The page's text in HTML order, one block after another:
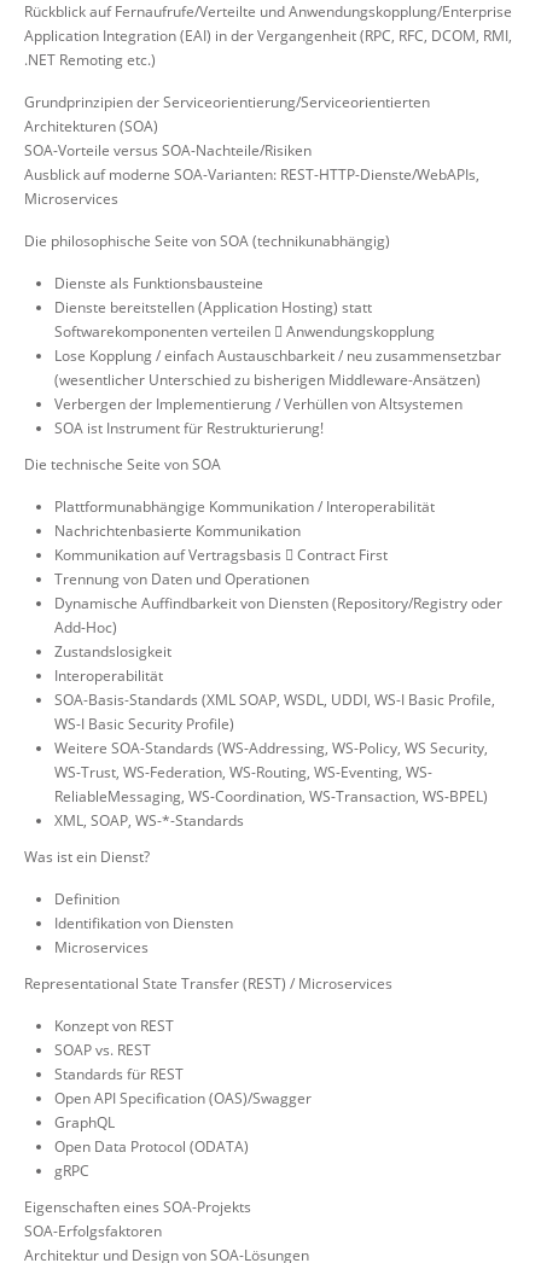
Rückblick auf Fernaufrufe/Verteilte und Anwendungskopplung/Enterprise
Application Integration (EAI) in der Vergangenheit (RPC, RFC, DCOM, RMI,
.NET Remoting etc.)
Grundprinzipien der Serviceorientierung/Serviceorientierten
Architekturen (SOA)
SOA-Vorteile versus SOA-Nachteile/Risiken
Ausblick auf moderne SOA-Varianten: REST-HTTP-Dienste/WebAPIs,
Microservices
Die philosophische Seite von SOA (technikunabhängig)
Dienste als Funktionsbausteine
Dienste bereitstellen (Application Hosting) statt
Softwarekomponenten verteilen  Anwendungskopplung
Lose Kopplung / einfach Austauschbarkeit / neu zusammensetzbar
(wesentlicher Unterschied zu bisherigen Middleware-Ansätzen)
Verbergen der Implementierung / Verhüllen von Altsystemen
SOA ist Instrument für Restrukturierung!
Die technische Seite von SOA
Plattformunabhängige Kommunikation / Interoperabilität
Nachrichtenbasierte Kommunikation
Kommunikation auf Vertragsbasis  Contract First
Trennung von Daten und Operationen
Dynamische Auffindbarkeit von Diensten (Repository/Registry oder
Add-Hoc)
Zustandslosigkeit
Interoperabilität
SOA-Basis-Standards (XML SOAP, WSDL, UDDI, WS-I Basic Profile,
WS-I Basic Security Profile)
Weitere SOA-Standards (WS-Addressing, WS-Policy, WS Security,
WS-Trust, WS-Federation, WS-Routing, WS-Eventing, WS-
ReliableMessaging, WS-Coordination, WS-Transaction, WS-BPEL)
XML, SOAP, WS-*-Standards
Was ist ein Dienst?
Definition
Identifikation von Diensten
Microservices
Representational State Transfer (REST) / Microservices
Konzept von REST
SOAP vs. REST
Standards für REST
Open API Specification (OAS)/Swagger
GraphQL
Open Data Protocol (ODATA)
gRPC
Eigenschaften eines SOA-Projekts
SOA-Erfolgsfaktoren
Architektur und Design von SOA-Lösungen